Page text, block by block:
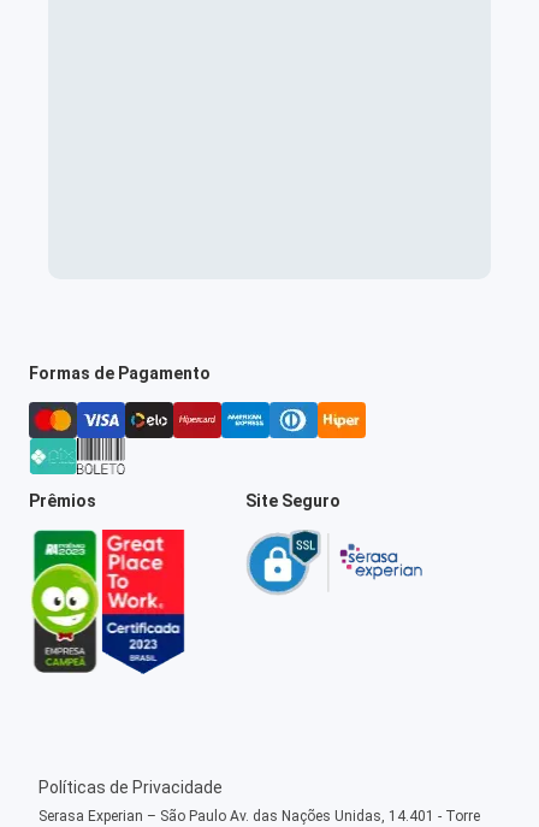
Formas de Pagamento
Prêmios Site Seguro
Políticas de Privacidade
Serasa Experian – São Paulo Av. das Nações Unidas, 14.401 - Torre